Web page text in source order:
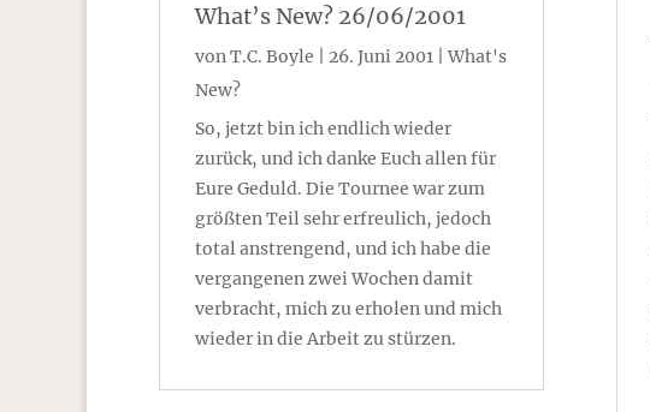
What’s New? 26/06/2001
vonT.C. Boyle 26. Juni 2001 |What's
New?
So, jetzt bin ich endlich wieder
zurück, und ich danke Euch allen für
Eure Geduld. Die Tournee war zum
größten Teil sehr erfreulich, jedoch
total anstrengend, und ich habe die
vergangenen zwei Wochen damit
verbracht, mich zu erholen und mich
wieder in die Arbeit zu stürzen.